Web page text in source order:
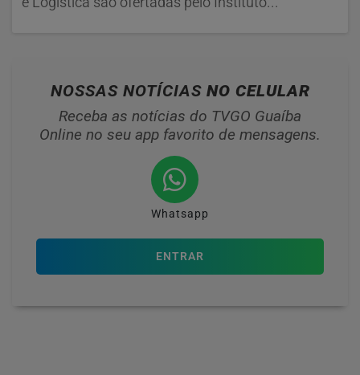
NOSSAS NOTÍCIAS NO CELULAR
Receba as notícias do TVGO Guaíba
Online no seu app favorito de mensagens.
Whatsapp
ENTRAR